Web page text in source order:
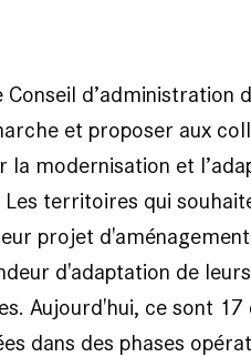
d’administration
et proposer aux
modernisation et
territoires qui
projet
d'adaptation de
Aujourd'hui, ce sont
dans des phases